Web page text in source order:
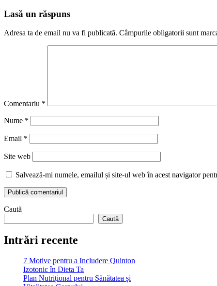
Lasă un răspuns
Adresa ta de email nu va fi publicată. Câmpurile obligatorii sunt
Comentariu *
Nume *
Email *
Site web
Salvează-mi numele, emailul și site-ul web în acest navigator
Caută
Caută
Intrări recente
7 Motive pentru a Includere Quinton
Izotonic în Dieta Ta
Plan Nutrițional pentru Sănătatea și